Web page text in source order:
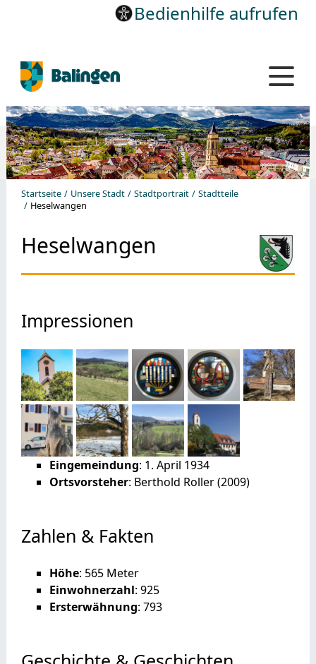
Bedienhilfe aufrufen
Startseite Unsere Stadt Stadtportrait
Stadtteile
Heselwangen
Heselwangen
Impressionen
Eingemeindung: 1. April 1934
Ortsvorsteher: Berthold Roller (2009)
Zahlen & Fakten
Höhe: 565 Meter
Einwohnerzahl: 925
Ersterwähnung: 793